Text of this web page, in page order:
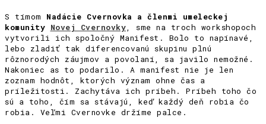
S tímom Nadácie Cvernovka a členmi umeleckej
komunity Novej Cvernovky, sme na troch workshopoch
vytvorili ich spoločný Manifest. Bolo to napínavé,
lebo zladiť tak diferencovanú skupinu plnú
rôznorodých záujmov a povolaní, sa javilo nemožné.
Nakoniec as to podarilo. A manifest nie je len
zoznam hodnôt, ktorých význam ohne čas a
príležitosti. Zachytáva ich príbeh. Príbeh toho čo
sú a toho, čím sa stávajú, keď každý deň robia čo
robia. Veľmi Cvernovke držíme palce.